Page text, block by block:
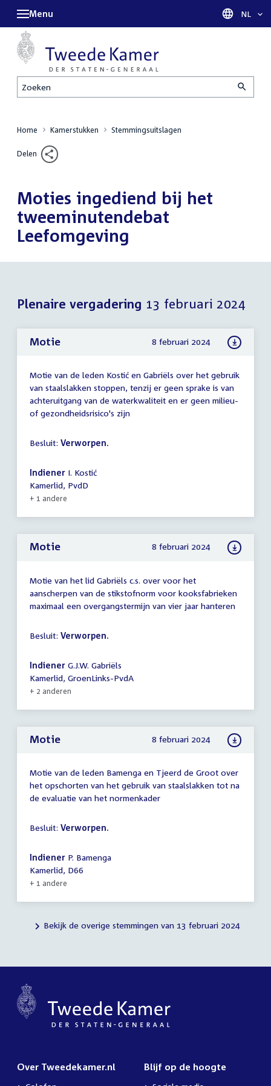
Zoeken
Menu Taal
NL
Home Kamerstukken Stemmingsuitslagen
Delen
Moties ingediend bij het
tweeminutendebat
Leefomgeving
Plenaire vergadering 13 februari 2024
Motie 8 februari 2024
Motie van de leden Kostić en Gabriëls over het gebruik
van staalslakken stoppen, tenzij er geen sprake is van
achteruitgang van de waterkwaliteit en er geen milieu-
of gezondheidsrisico's zijn
Besluit: Verworpen.
Indiener I. Kostić
Kamerlid, PvdD
+ 1 andere
Motie 8 februari 2024
Motie van het lid Gabriëls c.s. over voor het
aanscherpen van de stikstofnorm voor kooksfabrieken
maximaal een overgangstermijn van vier jaar hanteren
Besluit: Verworpen.
Indiener G.J.W. Gabriëls
Kamerlid, GroenLinks-PvdA
+ 2 anderen
Motie 8 februari 2024
Motie van de leden Bamenga en Tjeerd de Groot over
het opschorten van het gebruik van staalslakken tot na
de evaluatie van het normenkader
Besluit: Verworpen.
Indiener P. Bamenga
Kamerlid, D66
+ 1 andere
Bekijk de overige stemmingen van 13 februari 2024
Over Tweedekamer.nl Blijf op de hoogte